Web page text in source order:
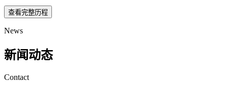
查看完整历程
News
新闻动态
Contact